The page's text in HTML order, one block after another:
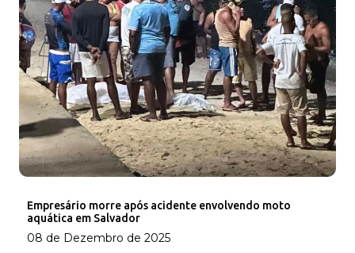
Empresário morre após acidente envolvendo moto
aquática em Salvador
08 de Dezembro de 2025